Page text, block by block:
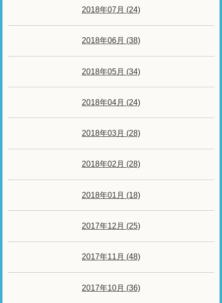
2018年07月 (24)
2018年06月 (38)
2018年05月 (34)
2018年04月 (24)
2018年03月 (28)
2018年02月 (28)
2018年01月 (18)
2017年12月 (25)
2017年11月 (48)
2017年10月 (36)